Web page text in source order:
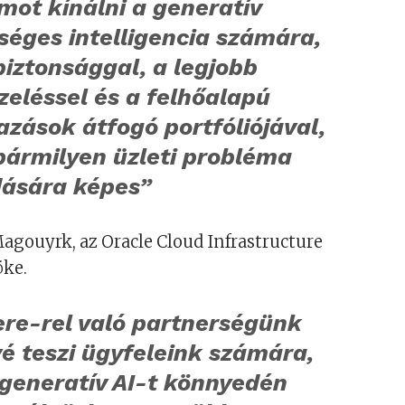
kínálni a generatív
intelligencia számára,
a legjobb
és a felhőalapú
átfogó portfóliójával,
üzleti probléma
képes”
az Oracle Cloud Infrastructure
rel való partnerségünk
teszi ügyfeleink számára,
AI-t könnyedén